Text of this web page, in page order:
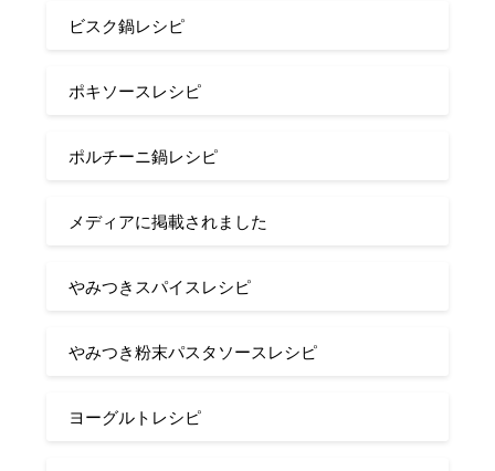
ビスク鍋レシピ
ポキソースレシピ
ポルチーニ鍋レシピ
メディアに掲載されました
やみつきスパイスレシピ
やみつき粉末パスタソースレシピ
ヨーグルトレシピ